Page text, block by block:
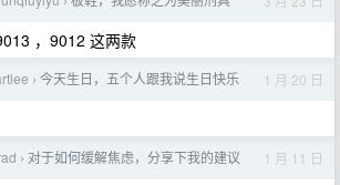
，9012 这两款
› 今天生日，五个人跟我说生日快乐 1 月 20 日
› 对于如何缓解焦虑，分享下我的建议 1 月 11 日